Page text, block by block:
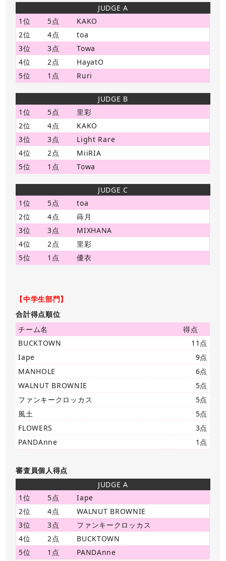
JUDGE A
1位
5点
KAKO
2位
4点
toa
3位
3点
Towa
4位
2点
HayatO
5位
1点 Ruri
JUDGE B
1位
5点
里彩
2位
4点
KAKO
3位
3点
Light Rare
4位
2点
MiiRIA
5位
1点 Towa
JUDGE C
1位
5点
toa
2位
4点
蒔月
3位
3点
MIXHANA
4位
2点
里彩
5位
1点 優衣
【中学生部門】
合計得点順位
チーム名
得点
BUCKTOWN
11点
Iape
9点
MANHOLE
6点
WALNUT BROWNIE
5点
ファンキークロッカス
5点
風土
5点
FLOWERS
3点
PANDAnne
1点
審査員個人得点
JUDGE A
1位
5点
Iape
2位
4点
WALNUT BROWNIE
3位
3点
ファンキークロッカス
4位
2点
BUCKTOWN
5位
1点 PANDAnne